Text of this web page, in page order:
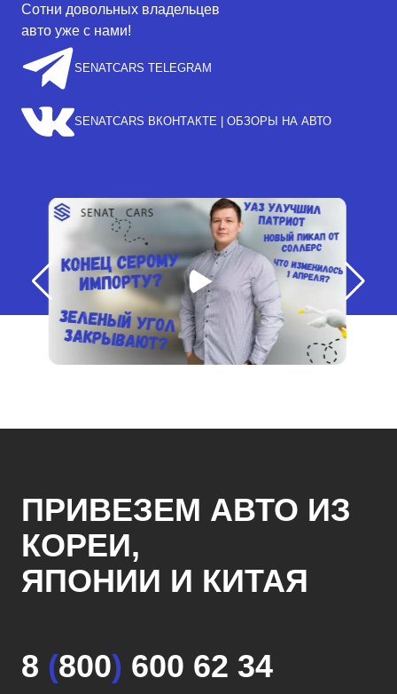
Сотни довольных владельцев
авто уже с нами!
SENATCARS TELEGRAM
SENATCARS ВКОНТАКТЕ | ОБЗОРЫ НА АВТО
ПРИВЕЗЕМ АВТО ИЗ
КОРЕИ,
ЯПОНИИ И КИТАЯ
8 (800) 600 62 34